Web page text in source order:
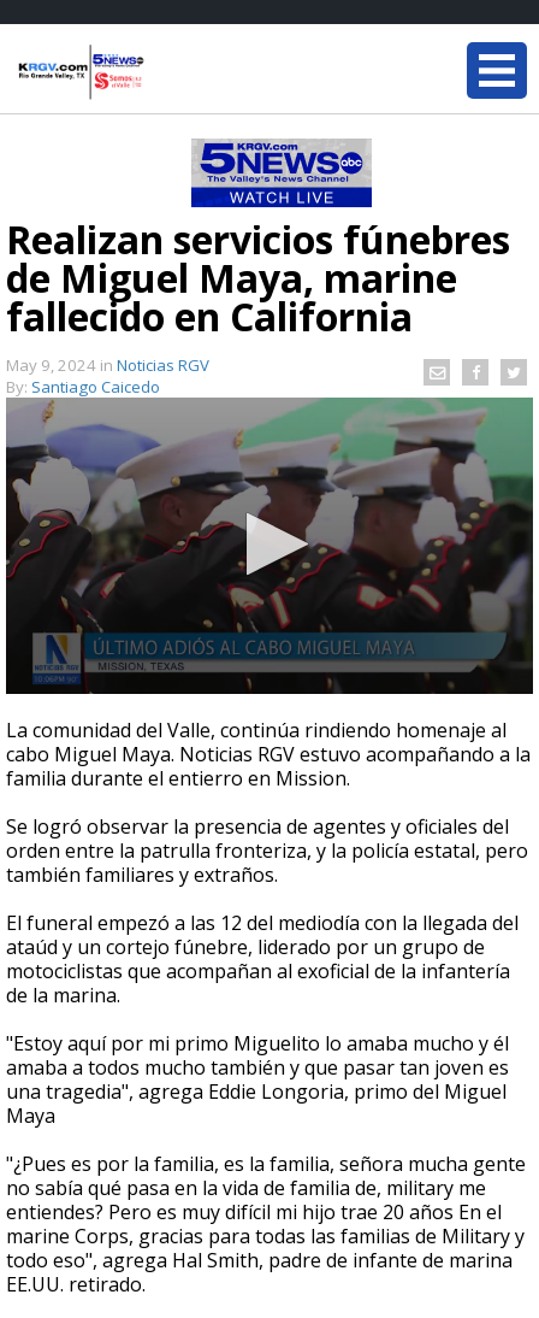
Realizan servicios fúnebres
de Miguel Maya, marine
fallecido en California
May 9, 2024 in Noticias RGV
By: Santiago Caicedo
seconds
of
1
minute,
seconds
La comunidad del Valle, continúa rindiendo homenaje al
cabo Miguel Maya. Noticias RGV estuvo acompañando a la
familia durante el entierro en Mission.
Se logró observar la presencia de agentes y oficiales del
orden entre la patrulla fronteriza, y la policía estatal, pero
también familiares y extraños.
El funeral empezó a las 12 del mediodía con la llegada del
ataúd y un cortejo fúnebre, liderado por un grupo de
motociclistas que acompañan al exoficial de la infantería
de la marina.
"Estoy aquí por mi primo Miguelito lo amaba mucho y él
amaba a todos mucho también y que pasar tan joven es
una tragedia", agrega Eddie Longoria, primo del Miguel
Maya
"¿Pues es por la familia, es la familia, señora mucha gente
no sabía qué pasa en la vida de familia de, military me
entiendes? Pero es muy difícil mi hijo trae 20 años En el
marine Corps, gracias para todas las familias de Military y
todo eso", agrega Hal Smith, padre de infante de marina
EE.UU. retirado.